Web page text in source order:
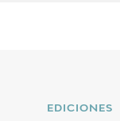
EDICIONES